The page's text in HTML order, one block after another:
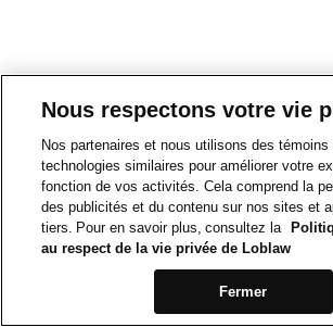
Nous respectons votre vie
Nos partenaires et nous utilisons des témoins
technologies similaires pour améliorer votre
fonction de vos activités. Cela comprend la
des publicités et du contenu sur nos sites et
tiers. Pour en savoir plus, consultez la
au respect de la vie privée de Loblaw
Fermer